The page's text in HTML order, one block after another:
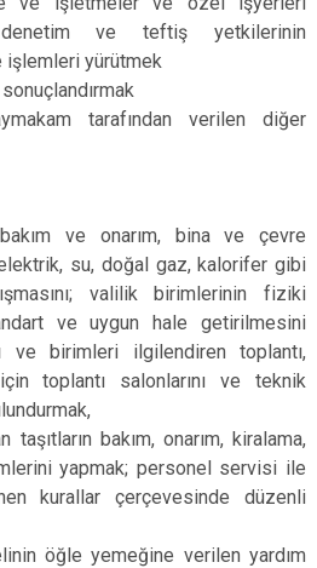
ve teftiş yetkilerinin
işlemleri yürütmek
tarafından verilen diğer
ve onarım, bina ve çevre
su, doğal gaz, kalorifer gibi
valilik birimlerinin fiziki
ve uygun hale getirilmesini
ve birimleri ilgilendiren toplantı,
toplantı salonlarını ve teknik
taşıtların bakım, onarım, kiralama,
yapmak; personel servisi ile
kurallar çerçevesinde düzenli
öğle yemeğine verilen yardım